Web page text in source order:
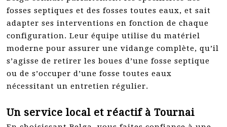
fosses septiques et des fosses toutes eaux, et sait
adapter ses interventions en fonction de chaque
configuration. Leur équipe utilise du matériel
moderne pour assurer une vidange complète, qu’il
s’agisse de retirer les boues d’une fosse septique
ou de s’occuper d’une fosse toutes eaux
nécessitant un entretien régulier.
Un service local et réactif à Tournai